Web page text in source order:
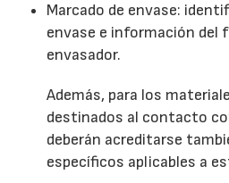
Marcado de envase:
envase e información del
envasador.
Además, para los
destinados al contacto
deberán acreditarse
específicos aplicables a